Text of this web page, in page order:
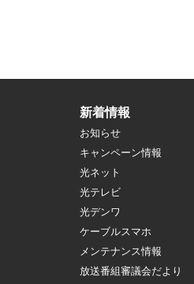
新着情報
お知らせ
キャンペーン情報
光ネット
光テレビ
光デンワ
ケーブルスマホ
メンテナンス情報
放送番組審議会だより